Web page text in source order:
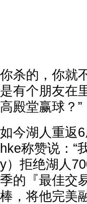
你杀的，你就
是有个朋友在
高殿堂赢球？”
如今湖人重返
hke称赞说：“
y）拒绝湖人
季的『最佳交
棒，将他完美